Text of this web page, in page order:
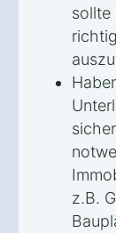
sollte
z.B.